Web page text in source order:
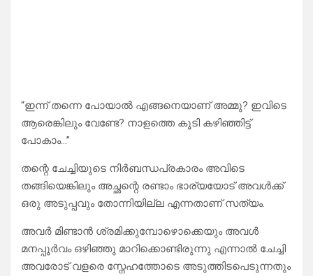
“ഇന്ന് തന്നെ പോയാൽ എങ്ങനെയാണ് അമ്മു? ഇവിടെ
ആരെങ്കിലും വേണ്ടേ? നാളത്തെ കൂടി കഴിഞ്ഞിട്ട്
പോകാം…”
തന്റെ ചേച്ചിയുടെ നിർബന്ധപ്രകാരം അവിടെ
തങ്ങിയെങ്കിലും അച്ഛന്റെ രണ്ടാം ഭാര്യയോട് അവൾക്ക്
ഒരു അടുപ്പവും തോന്നിയില്ല എന്നതാണ് സത്യം.
അവർ മിണ്ടാൻ ശ്രമിക്കുമ്പോഴൊക്കെയും അവൾ
മനപ്പൂർവം ഒഴിഞ്ഞു മാറിക്കൊണ്ടിരുന്നു എന്നാൽ ചേച്ചി
അവരോട് വളരെ സ്നേഹത്തോടെ അടുത്തിടപെടുന്നതും